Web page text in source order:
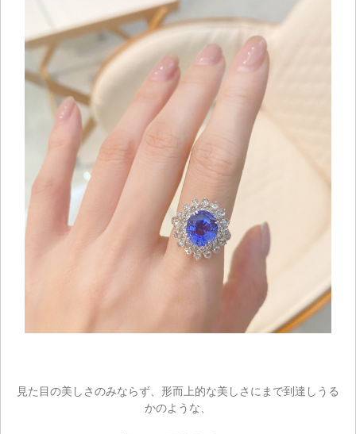
見た目の美しさのみならず、形而上的な美しさにまで到達しうる
かのような、
お買い物を続ける